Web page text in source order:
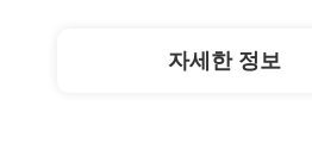
자세한 정보